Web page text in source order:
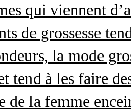
qui viennent
de grossesse
la mode
tend à les faire
de la femme